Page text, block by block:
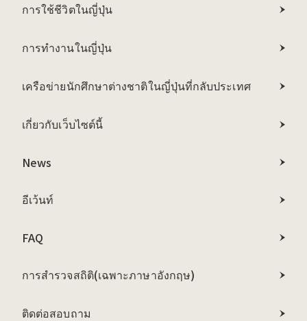
การใช้ชีวิตในญี่ปุ่น
การทำงานในญี่ปุ่น
เครือข่ายนักศึกษาต่างชาติในญี่ปุ่นที่กลับประเทศ
เกี่ยวกับเว็บไซต์นี้
News
อีเว้นท์
FAQ
การสำรวจสถิติ(เฉพาะภาษาอังกฤษ)
ติดต่อสอบถาม